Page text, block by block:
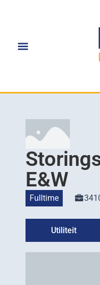
E&W
Fulltime
Utiliteit